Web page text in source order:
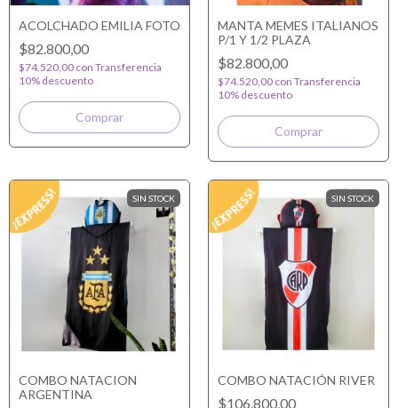
ACOLCHADO EMILIA FOTO
$82.800,00
$74.520,00 con Transferencia
10% descuento
MANTA MEMES ITALIANOS
P/1 Y 1/2 PLAZA
$82.800,00
$74.520,00 con Transferencia
10% descuento
SIN STOCK
COMBO NATACION
ARGENTINA
SIN STOCK
COMBO NATACIÓN RIVER
$106.800,00